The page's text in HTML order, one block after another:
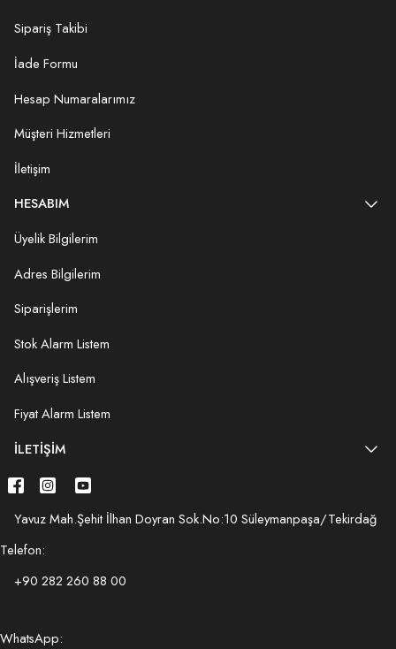
Sipariş Takibi
İade Formu
Hesap Numaralarımız
Müşteri Hizmetleri
İletişim
HESABIM
Üyelik Bilgilerim
Adres Bilgilerim
Siparişlerim
Stok Alarm Listem
Alışveriş Listem
Fiyat Alarm Listem
İLETIŞIM
Yavuz Mah.Şehit İlhan Doyran Sok.No:10 Süleymanpaşa/Tekirdağ
Telefon:
+90 282 260 88 00
WhatsApp: